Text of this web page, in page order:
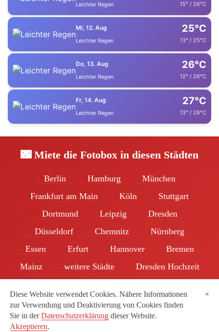
Leichter Regen 15° / 26°C
Mi, 12. Aug
Leichter Regen
25°C
13° / 25°C
Do, 13. Aug
Leichter Regen
26°C
12° / 26°C
Fr, 14. Aug
Leichter Regen
27°C
13° / 28°C
🌃 Miete die Fotobox in diesen Städten
Berlin Hamburg
München
Frankfurt am Main
Köln
Stuttgart
Dortmund
Leipzig
Dresden
Düsseldorf
Chemnitz
Nürnberg
Essen
Erfurt Hannover
Bremen
Mainz
weitere Städte
Dresden Hochzeit
Diese Website verwendet Cookies. Nähere Informationen
zur Verwendung und Deaktivierung von Cookies finden
Sie in derDatenschutzerklärung dieser Website.
Akzeptieren.
×
Impressum